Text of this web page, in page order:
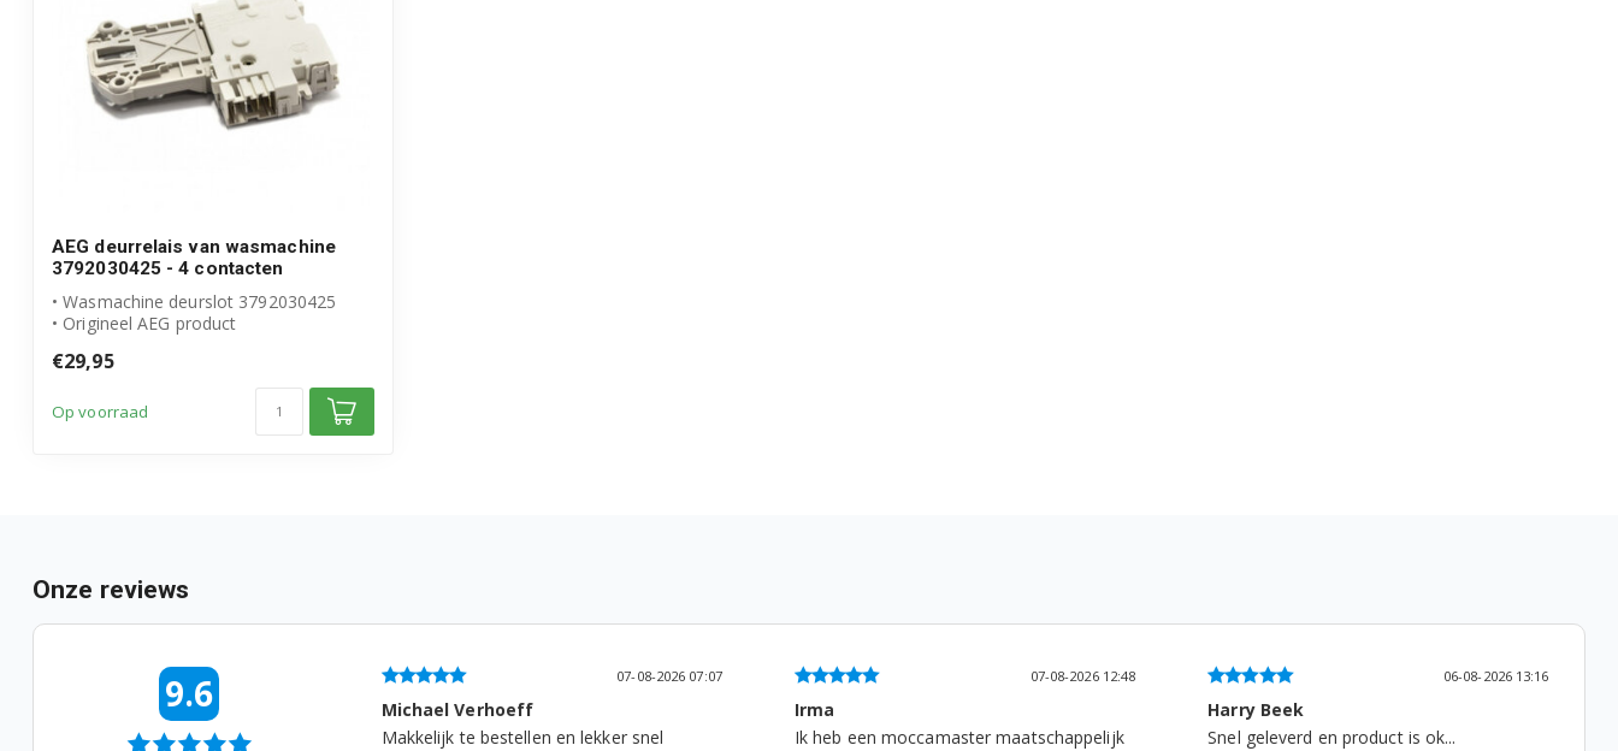
91400204202
91400204203
91400204302
91400204402
91400204403
91400205101
91400205801
AEG deurrelais van wasmachine
3792030425 - 4 contacten
• Wasmachine deurslot 3792030425
• Origineel AEG product
€29,95
Op voorraad
Onze reviews
9.606-08-2026 09:10
prima, snel verzonden...
07-08-2026 07:07
Michael Verhoeff
Makkelijk te bestellen en lekker snel
07-08-2026 12:48
Irma
Ik heb een moccamaster maatschappelijk
06-08-2026 13:16
Harry Beek
Snel geleverd en product is ok...